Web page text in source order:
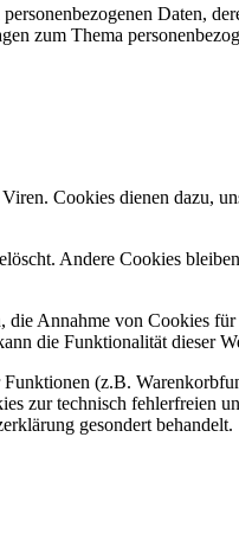
Daten,
zum Thema
Cookies dienen dazu,
Andere Cookies
Annahme von Cookies
die Funktionalität dieser
(z.B.
zur technisch fehlerfreien
gesondert behandelt.